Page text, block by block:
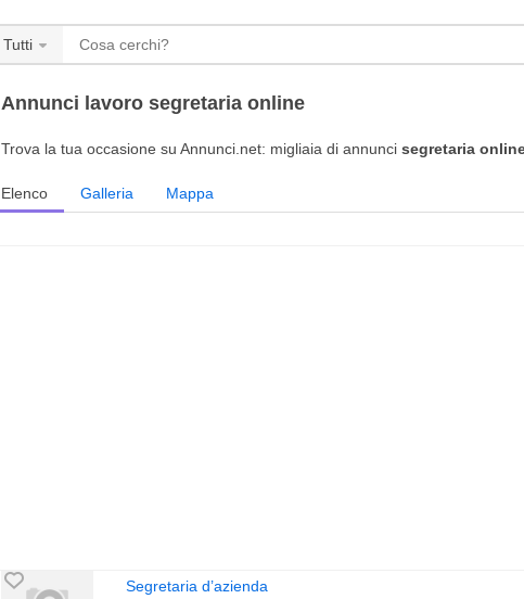
Tutti
Annunci lavoro segretaria online
Trova la tua occasione su Annunci.net: migliaia di annunci segretaria
Elenco Galleria Mappa
Segretaria d’azienda